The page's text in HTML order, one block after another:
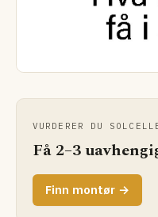
VURDERER DU
Få 2–3
Finn montør →